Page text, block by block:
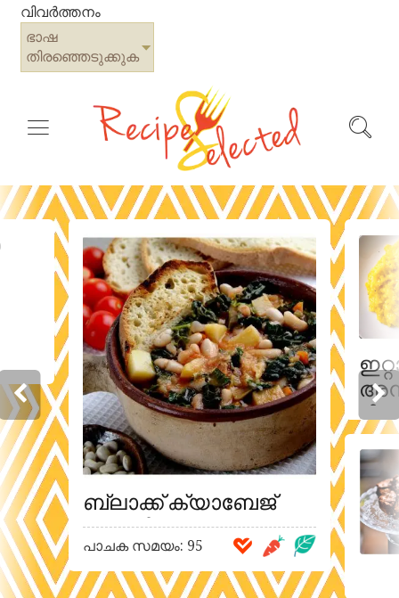
വിവർത്തനം
ഭാഷ
തിരഞ്ഞെടുക്കുക
ബ്ലാക്ക് ക്യാബേജ്
ഇറ്റാലിയൻ ടസ്കാൻ
സൂപ്പ്
പാചക സമയം: 95